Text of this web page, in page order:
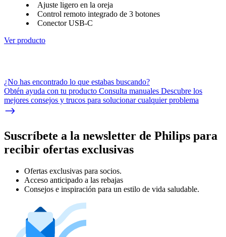
Ajuste ligero en la oreja
Control remoto integrado de 3 botones
Conector USB-C
Ver producto
¿No has encontrado lo que estabas buscando?
Obtén ayuda con tu producto Consulta manuales Descubre los
mejores consejos y trucos para solucionar cualquier problema
Suscríbete a la newsletter de Philips para
recibir ofertas exclusivas
Ofertas exclusivas para socios.
Acceso anticipado a las rebajas
Consejos e inspiración para un estilo de vida saludable.